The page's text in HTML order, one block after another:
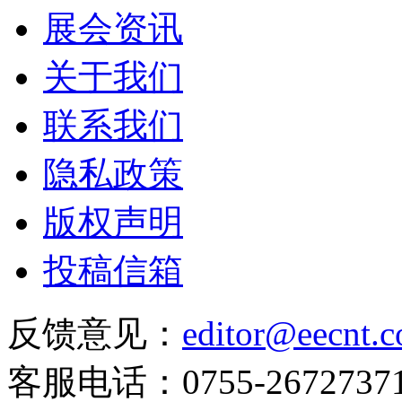
展会资讯
关于我们
联系我们
隐私政策
版权声明
投稿信箱
反馈意见：
客服电话：0755-